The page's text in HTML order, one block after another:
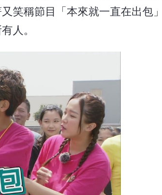
笑稱節目「本來就一直在出包
人。